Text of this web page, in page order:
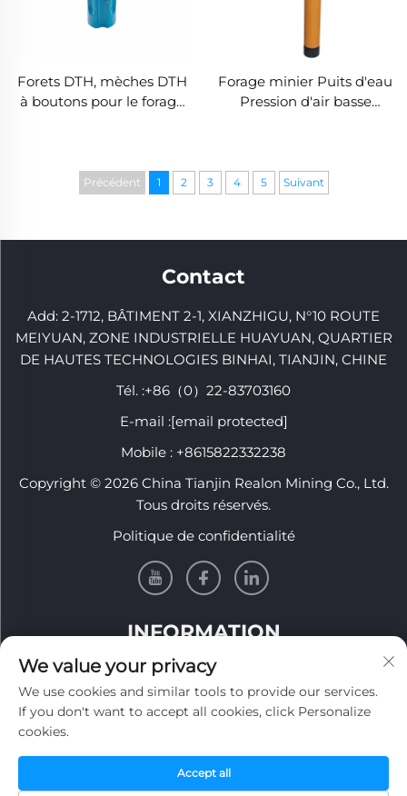
Forets DTH, mèches DTH
à boutons pour le forage
Forage minier Puits d'eau
Pression d'air basse
Précédent 1 2 3 4 5 Suivant
Contact
Add: 2-1712, BÂTIMENT 2-1, XIANZHIGU, N°10 ROUTE
MEIYUAN, ZONE INDUSTRIELLE HUAYUAN, QUARTIER
DE HAUTES TECHNOLOGIES BINHAI, TIANJIN, CHINE
Tél. :+86（0）22-83703160
E-mail :[email protected]
Mobile : +8615822332238
Copyright © 2026 China Tianjin Realon Mining Co., Ltd.
Tous droits réservés.
Politique de confidentialité
INFORMATION
Inscrivez-vous pour recevoir notre newsletter
hebdomadaire
We value your privacy
We use cookies and similar tools to provide our services.
If you don't want to accept all cookies, click Personalize
cookies.
Accept all